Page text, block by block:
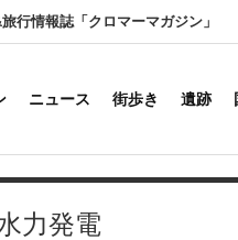
行情報誌「クロマーマガジン」
ニュース 街歩き 遺跡
力発電